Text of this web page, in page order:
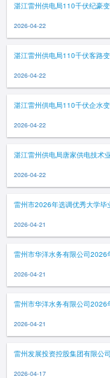
湛江雷州供电局110千伏纪豪
2026-04-22
湛江雷州供电局110千伏客路
2026-04-22
湛江雷州供电局110千伏企水
2026-04-22
湛江雷州供电局唐家供电技术
2026-04-22
雷州市2026年选调优秀大学毕
2026-04-21
雷州市华洋水务有限公司
2026-04-21
雷州市华洋水务有限公司2026
2026-04-21
雷州发展投资控股集团有限公
2026-04-17